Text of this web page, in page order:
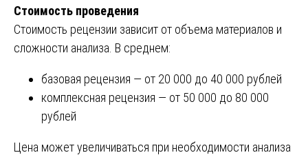
Стоимость проведения
Стоимость рецензии зависит от объема материалов и
сложности анализа. В среднем:
базовая рецензия — от 20 000 до 40 000 рублей
комплексная рецензия — от 50 000 до 80 000
рублей
Цена может увеличиваться при необходимости анализа